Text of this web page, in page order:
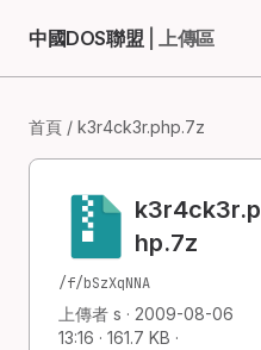
中國DOS聯盟 | 上傳區
首頁 / k3r4ck3r.php.7z
k3r4ck3r.p
hp.7z
/f/bSzXqNNA
上傳者 s · 2009-08-06
13:16 · 161.7 KB ·